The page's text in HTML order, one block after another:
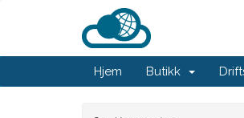
Hjem Butikk